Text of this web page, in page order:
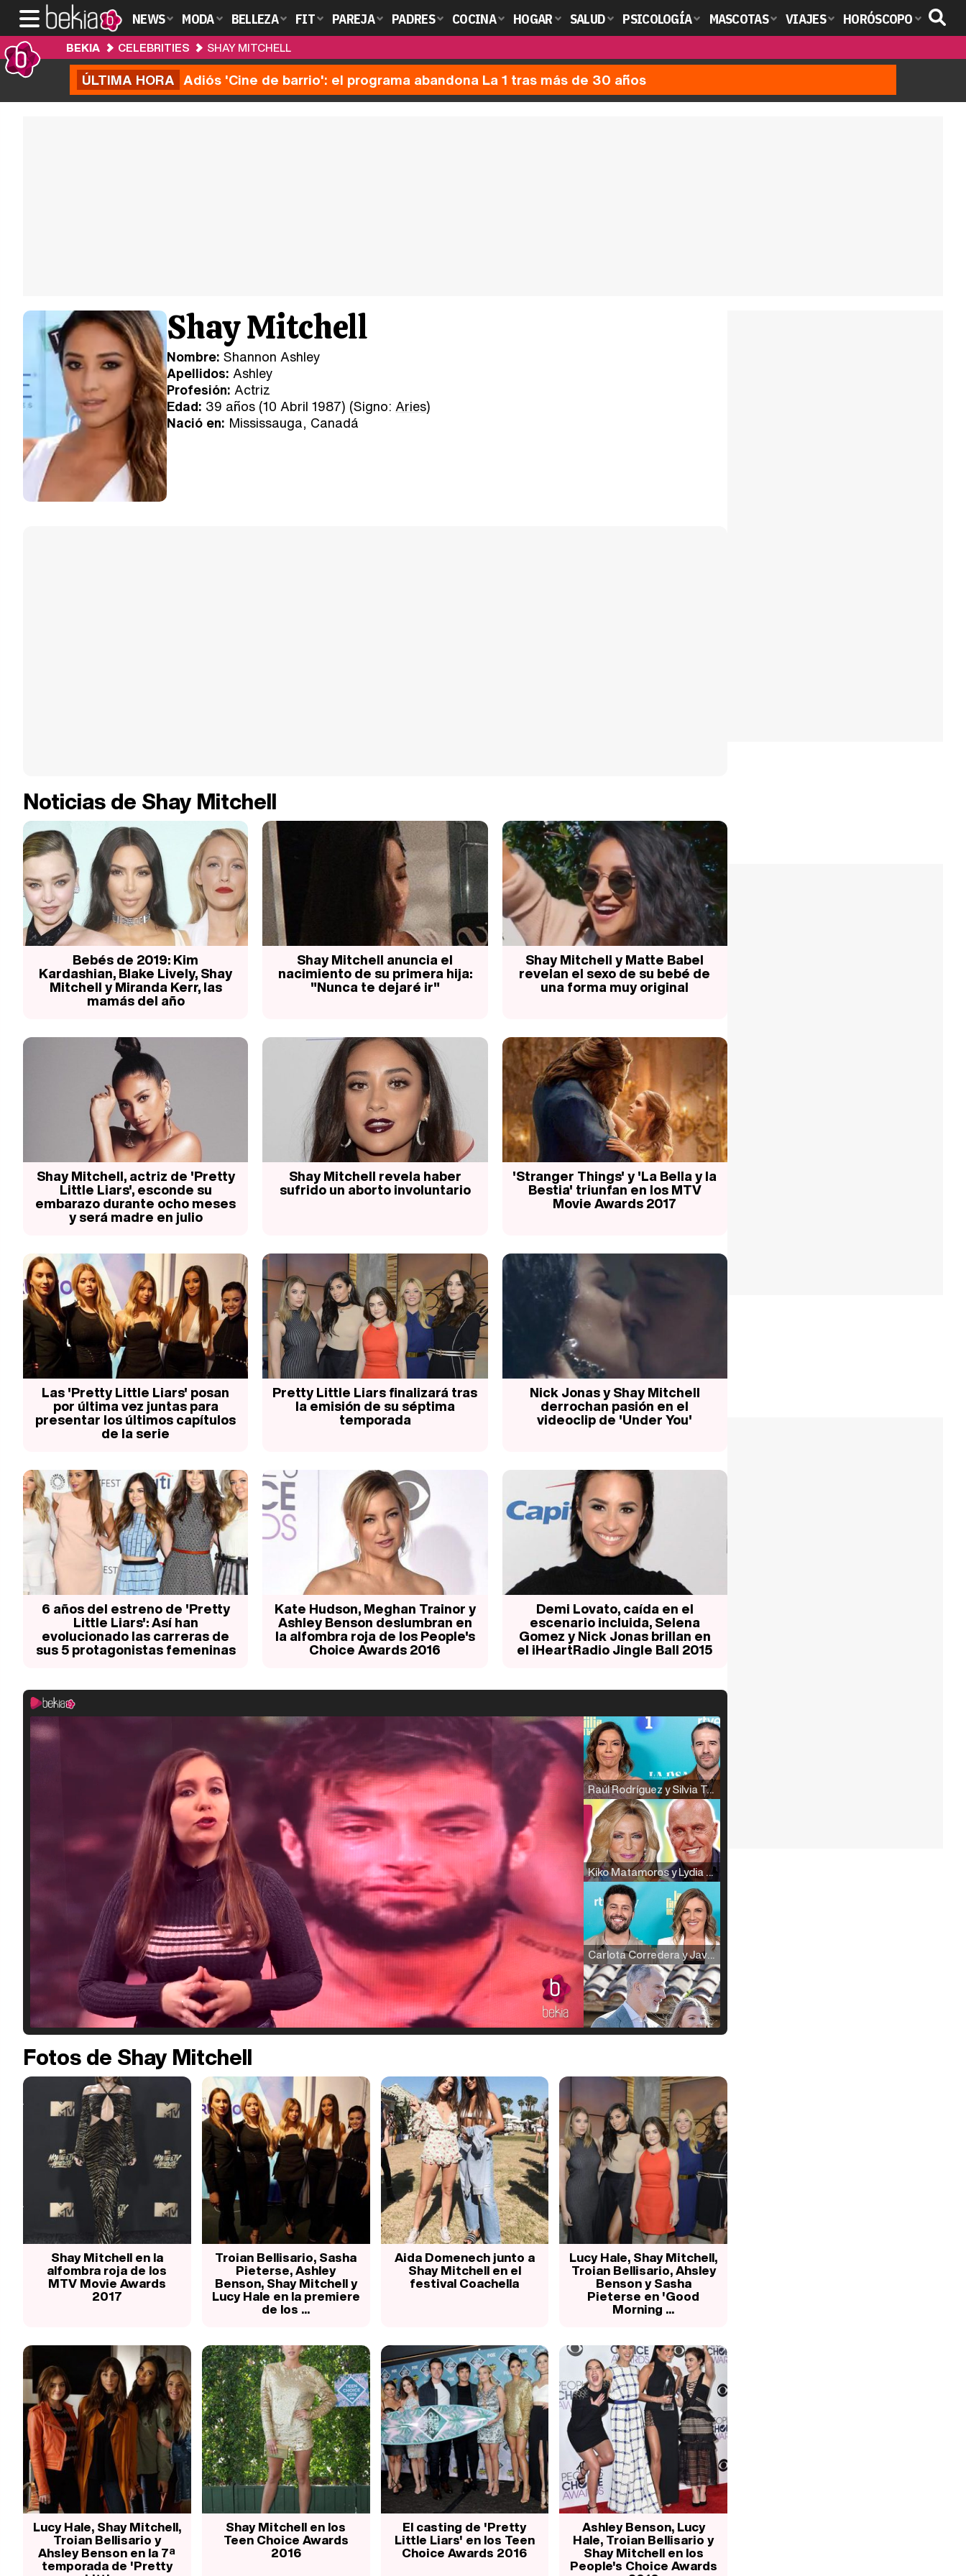
NEWS MODA BELLEZA FIT PAREJA PADRES COCINA HOGAR SALUD PSICOLOGÍA MASCOTAS VIAJES HORÓSCOPO
BEKIA CELEBRITIES SHAY MITCHELL
ÚLTIMA HORA Adiós 'Cine de barrio': el programa abandona La 1 tras más de 30 años
Shay Mitchell
Nombre: Shannon Ashley
Apellidos: Ashley
Profesión: Actriz
Edad: 39 años (10 Abril 1987) (Signo: Aries)
Nació en: Mississauga, Canadá
Noticias de Shay Mitchell
Bebés de 2019: Kim
Kardashian, Blake Lively, Shay
Mitchell y Miranda Kerr, las
mamás del año
Shay Mitchell anuncia el
nacimiento de su primera hija:
"Nunca te dejaré ir"
Shay Mitchell y Matte Babel
revelan el sexo de su bebé de
una forma muy original
Shay Mitchell, actriz de 'Pretty
Little Liars', esconde su
embarazo durante ocho meses
y será madre en julio
Shay Mitchell revela haber
sufrido un aborto involuntario
'Stranger Things' y 'La Bella y la
Bestia' triunfan en los MTV
Movie Awards 2017
Las 'Pretty Little Liars' posan
por última vez juntas para
presentar los últimos capítulos
de la serie
Pretty Little Liars finalizará tras
la emisión de su séptima
temporada
Nick Jonas y Shay Mitchell
derrochan pasión en el
videoclip de 'Under You'
6 años del estreno de 'Pretty
Little Liars': Así han
evolucionado las carreras de
sus 5 protagonistas femeninas
Kate Hudson, Meghan Trainor y
Ashley Benson deslumbran en
la alfombra roja de los People's
Choice Awards 2016
Demi Lovato, caída en el
escenario incluida, Selena
Gomez y Nick Jonas brillan en
el iHeartRadio Jingle Ball 2015
Raúl Rodríguez y Silvia Taulés nos cuentan su papel en 'La familia de la tele'
Kiko Matamoros y Lydia Lozano: "Nuestro público es de todas las edades y RTVE tiene un público muy pegado a las novelas, al que tenemos que captar"
Carlota Corredera y Javier de Hoyos: "La tele tiene que representar al público también y aquí están todos los perfiles posibles&quo;
Así se tomó Felipe VI que la Infanta Sofía no quisiera recibir formación militar
Belén Esteban: "Estoy emocionada, muy contenta y muy feliz por llegar a RTVE"
Fotos de Shay Mitchell
Shay Mitchell en la
alfombra roja de los
MTV Movie Awards
2017
Troian Bellisario, Sasha
Pieterse, Ashley
Benson, Shay Mitchell y
Lucy Hale en la premiere
de los ...
Aida Domenech junto a
Shay Mitchell en el
festival Coachella
Lucy Hale, Shay Mitchell,
Troian Bellisario, Ahsley
Benson y Sasha
Pieterse en 'Good
Morning ...
Lucy Hale, Shay Mitchell,
Troian Bellisario y
Ahsley Benson en la 7ª
temporada de 'Pretty
Shay Mitchell en los
Teen Choice Awards
2016
El casting de 'Pretty
Little Liars' en los Teen
Choice Awards 2016
Ashley Benson, Lucy
Hale, Troian Bellisario y
Shay Mitchell en los
People's Choice Awards